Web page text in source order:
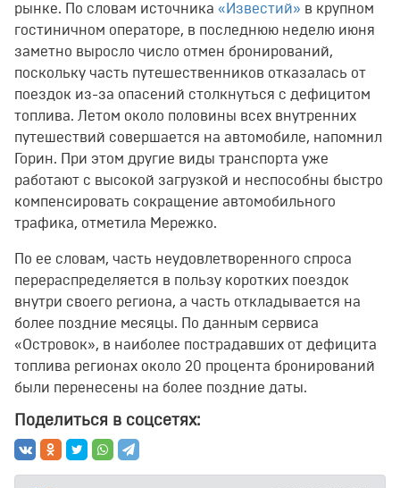
рынке. По словам источника «Известий» в крупном
гостиничном операторе, в последнюю неделю июня
заметно выросло число отмен бронирований,
поскольку часть путешественников отказалась от
поездок из-за опасений столкнуться с дефицитом
топлива. Летом около половины всех внутренних
путешествий совершается на автомобиле, напомнил
Горин. При этом другие виды транспорта уже
работают с высокой загрузкой и неспособны быстро
компенсировать сокращение автомобильного
трафика, отметила Мережко.
По ее словам, часть неудовлетворенного спроса
перераспределяется в пользу коротких поездок
внутри своего региона, а часть откладывается на
более поздние месяцы. По данным сервиса
«Островок», в наиболее пострадавших от дефицита
топлива регионах около 20 процента бронирований
были перенесены на более поздние даты.
Поделиться в соцсетях: